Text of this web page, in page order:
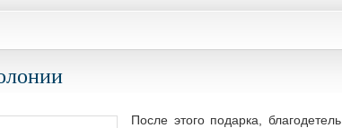
После этого подарка, благодетель